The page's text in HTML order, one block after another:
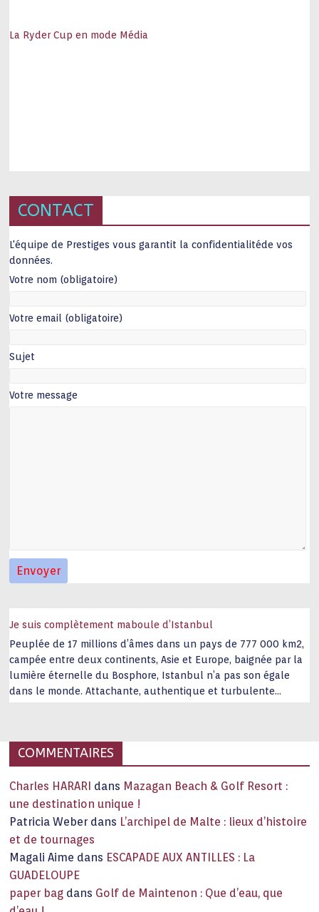
La Ryder Cup en mode Média
CONTACT
L'équipe de Prestiges vous garantit la confidentialitéde vos
données.
Votre nom (obligatoire)
Votre email (obligatoire)
Sujet
Votre message
Je suis complètement maboule d’Istanbul
Peuplée de 17 millions d’âmes dans un pays de 777 000 km2,
campée entre deux continents, Asie et Europe, baignée par la
lumière éternelle du Bosphore, Istanbul n’a pas son égale
dans le monde. Attachante, authentique et turbulente
COMMENTAIRES
Charles HARARI dans Mazagan Beach & Golf Resort :
une destination unique !
Patricia Weber dans L’archipel de Malte : lieux d’histoire
et de tournages
Magali Aime dans ESCAPADE AUX ANTILLES : La
GUADELOUPE
paper bag dans Golf de Maintenon : Que d’eau, que